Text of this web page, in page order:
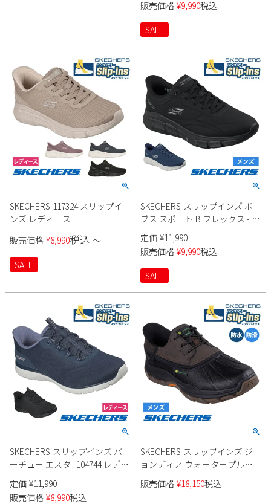
販売価格 ¥9,990税込
SALE
SKECHERS 117324 スリップイ
ンズ レディース
販売価格 ¥8,990税込 〜
SALE
SKECHERS スリップインズ ボ
ブス スポート B フレックス - ス
ムース エッジ 118116 メンズ
定価 ¥11,990
販売価格 ¥9,990税込
SALE
SKECHERS スリップインズ バ
ーチュー エスタ- 104744 レディ
ース
定価 ¥11,990
販売価格 ¥8,990税込
SKECHERS スリップインズ ジ
ョンディア ウォータープルー
フ リスペクテッド 256002 メン
ズ
販売価格 ¥18,150税込